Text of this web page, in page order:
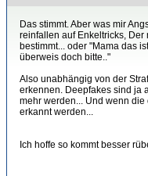
Das stimmt. Aber was mir
reinfallen auf Enkeltricks,
bestimmt... oder "Mama das
überweis doch bitte.."
Also unabhängig von der
erkennen. Deepfakes sind ja
mehr werden... Und wenn
erkannt werden...
Ich hoffe so kommt besser